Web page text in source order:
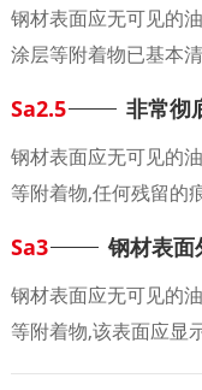
钢材表面应无可见的
涂层等附着物已基本
Sa2.5 非常彻
钢材表面应无可见的
等附着物,任何残留的
Sa3 钢材表面
钢材表面应无可见的
等附着物,该表面应显